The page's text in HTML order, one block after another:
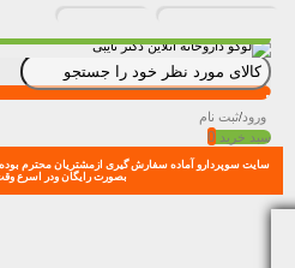
ورود/ثبت نام
سبد خرید 0
سایت سوپردارو آماده سفارش گیری ازمشتریان محترم بوده
بصورت رایگان ودر اسرع